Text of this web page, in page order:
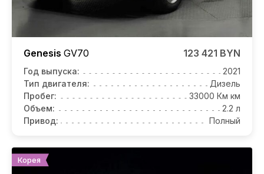
Genesis GV70 123 421 BYN
Год выпуска:
2021
Тип двигателя:
Дизель
Пробег:
33000 Км км
Объем:
2.2 л
Привод:
Полный
Корея